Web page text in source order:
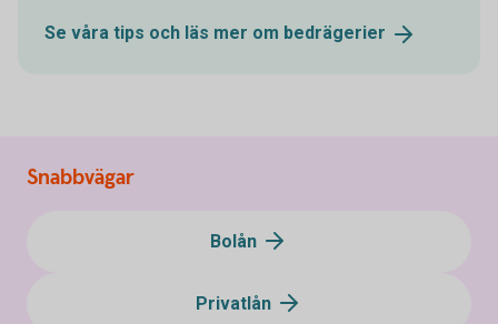
Se våra tips och läs mer om bedrägerier
Snabbvägar
Bolån
Privatlån